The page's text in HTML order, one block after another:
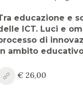
3
2
1
educazione e
ICT. Luci e
di
ambito
€ 26,00